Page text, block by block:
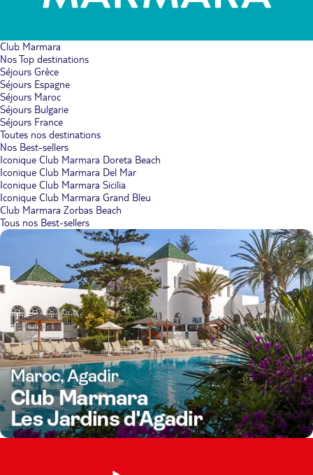
Club Marmara
Nos Top destinations
Séjours Grèce
Séjours Espagne
Séjours Maroc
Séjours Bulgarie
Séjours France
Toutes nos destinations
Nos Best-sellers
Iconique Club Marmara Doreta Beach
Iconique Club Marmara Del Mar
Iconique Club Marmara Sicilia
Iconique Club Marmara Grand Bleu
Club Marmara Zorbas Beach
Tous nos Best-sellers